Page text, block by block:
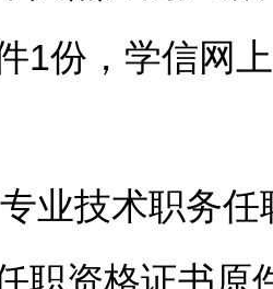
1份，学信网
技术职务任
职资格证书原